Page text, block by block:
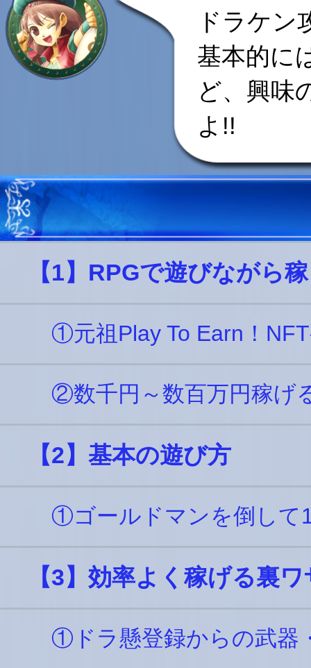
ドラケン
基本的に
ど、興味
よ!!
【1】RPGで遊びながら
①元祖Play To Earn！
②数千円～数百万円稼げ
【2】基本の遊び方
①ゴールドマンを倒して
【3】効率よく稼げる裏
①ドラ懸登録からの武器